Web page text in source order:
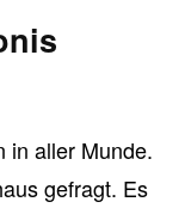
in aller Munde.
gefragt. Es